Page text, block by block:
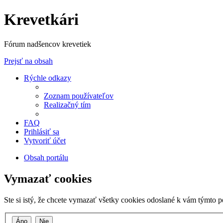
Krevetkári
Fórum nadšencov krevetiek
Prejsť na obsah
Rýchle odkazy
Zoznam používateľov
Realizačný tím
FAQ
Prihlásiť sa
Vytvoriť účet
Obsah portálu
Vymazať cookies
Ste si istý, že chcete vymazať všetky cookies odoslané k vám týmto